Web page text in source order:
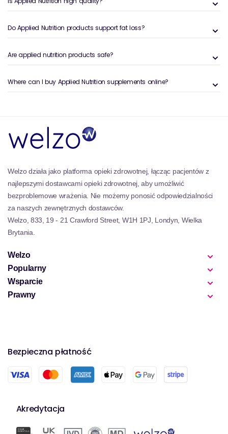
Blueberry Muffin - 2000 gramów
wydajności i monohydrat kreatyny dla siły i mocy.
Produkty stosowanego żywienia zostały ściśle
przetestowane przez najlepszych sportowców z
całego świata.
Do Applied Nutrition products support fat loss?
Are applied nutrition products safe?
Where can I buy Applied Nutrition supplements online?
Welzo działa jako platforma opieki zdrowotnej, łącząc pacjentów z
najlepszymi dostawcami opieki zdrowotnej, aby umożliwić
bezproblemowe wrażenia. Nie możemy ponosić odpowiedzialności
za naszych zewnętrznych dostawców.
Welzo, 833, 19 - 21 Crawford Street, W1H 1PJ, Londyn, Wielka
Brytania.
Welzo
Popularny
Wsparcie
Prawny
Bezpieczna płatność
Akredytacja